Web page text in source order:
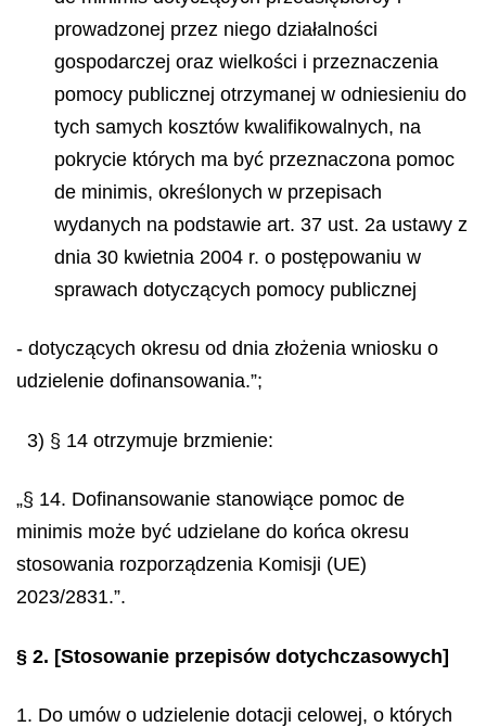
prowadzonej przez niego działalności
gospodarczej oraz wielkości i przeznaczenia
pomocy publicznej otrzymanej w odniesieniu do
tych samych kosztów kwalifikowalnych, na
pokrycie których ma być przeznaczona pomoc
de minimis, określonych w przepisach
wydanych na podstawie art. 37 ust. 2a ustawy z
dnia 30 kwietnia 2004 r. o postępowaniu w
sprawach dotyczących pomocy publicznej
- dotyczących okresu od dnia złożenia wniosku o
udzielenie dofinansowania.”;
3) § 14 otrzymuje brzmienie:
„§ 14. Dofinansowanie stanowiące pomoc de
minimis może być udzielane do końca okresu
stosowania rozporządzenia Komisji (UE)
2023/2831.”.
§ 2. [Stosowanie przepisów dotychczasowych]
1. Do umów o udzielenie dotacji celowej, o których